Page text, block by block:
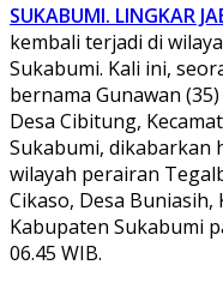
SUKABUMI. LINGKAR
kembali terjadi di
Sukabumi. Kali ini,
bernama Gunawan
Desa Cibitung,
Sukabumi, dikabarkan
wilayah perairan
Cikaso, Desa
Kabupaten Sukabumi
06.45 WIB.